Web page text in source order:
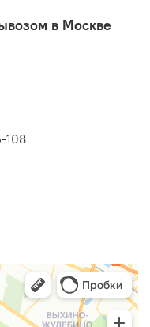
в Москве
108